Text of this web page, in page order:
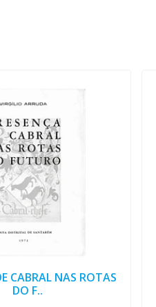
CABRAL NAS ROTAS
DO F..